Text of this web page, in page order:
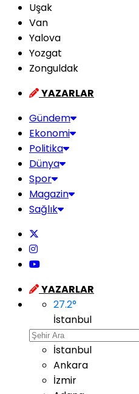
Uşak
Van
Yalova
Yozgat
Zonguldak
YAZARLAR
Gündem
Ekonomi
Politika
Dünya
Spor
Magazin
Sağlık
YAZARLAR
27.2°
İstanbul
İstanbul
Ankara
İzmir